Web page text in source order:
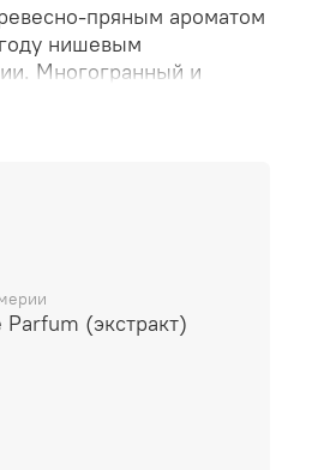
пряным ароматом
нишевым
Многогранный и
композиция, с новым
винтажные
аромат,
волнующим
и шалфея,
Шлейф аромата
древесины
запахом амбры.
(экстракт)